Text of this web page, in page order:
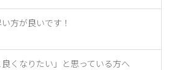
方が良いです！
くなりたい」と思っている方へ